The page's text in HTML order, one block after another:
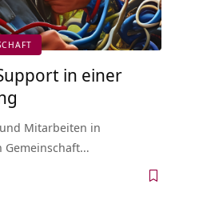
in einer
Mitarbeiten in
Gemeinschaft…